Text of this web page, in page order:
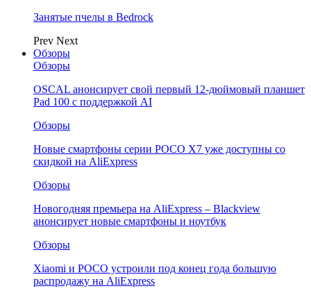
Занятые пчелы в Bedrock
Prev Next
Обзоры
Обзоры
OSCAL анонсирует свой первый 12-дюймовый планшет
Pad 100 с поддержкой AI
Обзоры
Новые смартфоны серии POCO X7 уже доступны со
скидкой на AliExpress
Обзоры
Новогодняя премьера на AliExpress – Blackview
анонсирует новые смартфоны и ноутбук
Обзоры
Xiaomi и POCO устроили под конец года большую
распродажу на AliExpress